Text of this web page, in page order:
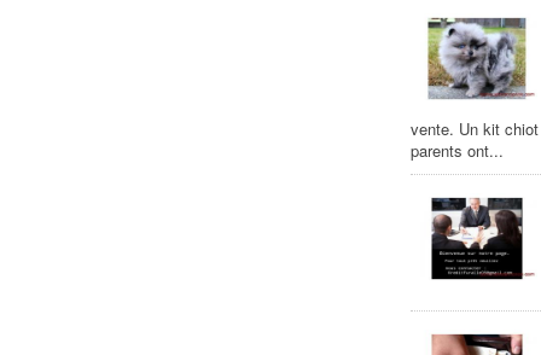
vente. Un kit
parents ont...